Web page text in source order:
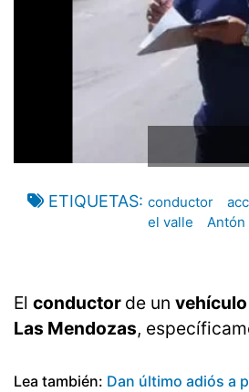
ETIQUETAS conductor
el valle
Antón
El conductor de un vehículo
Las Mendozas,
Lea también: Dan último adiós a